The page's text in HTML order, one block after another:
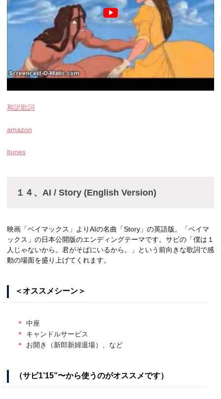
和訳歌詞
amazon
itunes
１４、AI / Story (English Version)
映画「ベイマックス」よりAIの名曲「Story」の英語版。「ベイマ
ックス」の日本公開版のエンディングテーマです。サビの「僕は１
人じゃないから。君がそばにいるから。」という前向きな歌詞で感
動の場面を盛り上げてくれます。
＜オススメシーン＞
中座
キャンドルサービス
お開き（新郎新婦退場）、など
（サビ1’15”〜から使うのがオススメです）